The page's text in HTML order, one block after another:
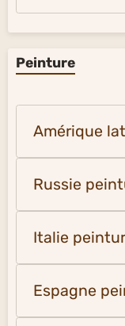
Peinture
Amérique
Russie
Italie
Espagne